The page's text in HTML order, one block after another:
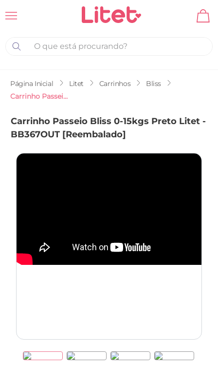
O que está procurando?
Litet Carrinhos
Bliss
Carrinho Passeio Bliss 0-15kgs Preto Litet - BB367OUT [Reembalado]
Carrinho Passeio Bliss 0-15kgs Preto Litet -
BB367OUT [Reembalado]